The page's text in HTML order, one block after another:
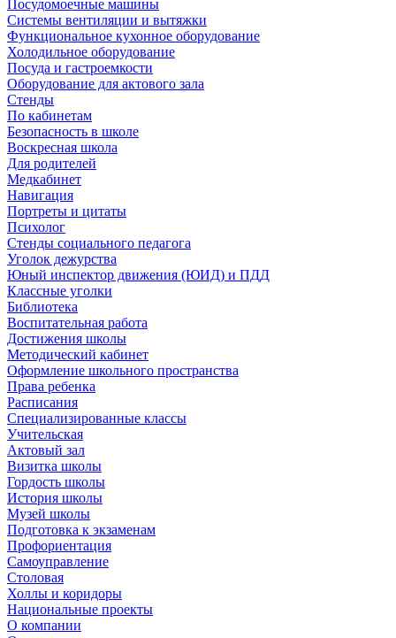
Посудомоечные машины
Системы вентиляции и вытяжки
Функциональное кухонное оборудование
Холодильное оборудование
Посуда и гастроемкости
Оборудование для актового зала
Стенды
По кабинетам
Безопасность в школе
Воскресная школа
Для родителей
Медкабинет
Навигация
Портреты и цитаты
Психолог
Стенды социального педагога
Уголок дежурства
Юный инспектор движения (ЮИД) и ПДД
Классные уголки
Библиотека
Воспитательная работа
Достижения школы
Методический кабинет
Оформление школьного пространства
Права ребенка
Расписания
Специализированные классы
Учительская
Актовый зал
Визитка школы
Гордость школы
История школы
Музей школы
Подготовка к экзаменам
Профориентация
Самоуправление
Столовая
Холлы и коридоры
Национальные проекты
О компании